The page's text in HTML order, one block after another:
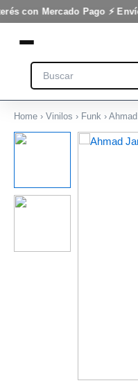
con Mercado Pago ⚡
Ir
al
contenido
Search
Home › Vinilos › Funk ›